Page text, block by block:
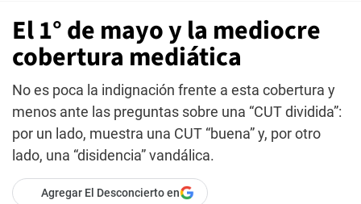
El 1° de mayo y la mediocre
cobertura mediática
No es poca la indignación frente a esta cobertura y
menos ante las preguntas sobre una “CUT dividida”:
por un lado, muestra una CUT “buena” y, por otro
lado, una “disidencia” vandálica.
Agregar El Desconcierto en